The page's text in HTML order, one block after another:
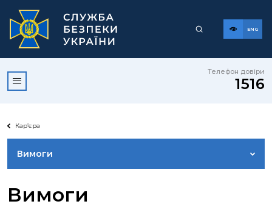
ENG
Телефон довіри
1516
Кар’єра
Вимоги
Вимоги